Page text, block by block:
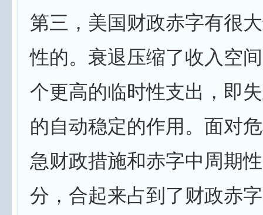
第三，美国财政赤字有很
性的。衰退压缩了收入空
个更高的临时性支出，即
的自动稳定的作用。面对
急财政措施和赤字中周期
分，合起来占到了财政赤